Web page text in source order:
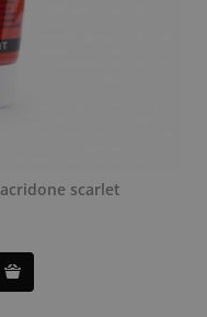
scarlet